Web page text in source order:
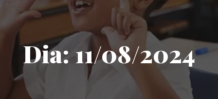
Dia: 11/08/2024